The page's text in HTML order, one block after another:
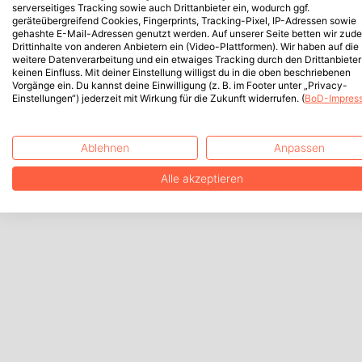
serverseitiges Tracking sowie auch Drittanbieter ein, wodurch ggf.
geräteübergreifend Cookies, Fingerprints, Tracking-Pixel, IP-Adressen sowie
gehashte E-Mail-Adressen genutzt werden. Auf unserer Seite betten wir
Drittinhalte von anderen Anbietern ein (Video-Plattformen). Wir haben auf die
weitere Datenverarbeitung und ein etwaiges Tracking durch den Drittanbieter
keinen Einfluss. Mit deiner Einstellung willigst du in die oben beschriebenen
Vorgänge ein. Du kannst deine Einwilligung (z. B. im Footer unter „Privacy-
Einstellungen“) jederzeit mit Wirkung für die Zukunft widerrufen. (BoD-
Ablehnen Anpassen
Alle akzeptieren